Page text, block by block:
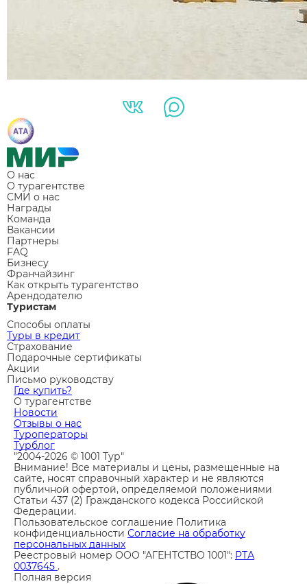
О нас
О турагентстве
СМИ о нас
Награды
Команда
Вакансии
Партнеры
FAQ
Бизнесу
Франчайзинг
Как открыть турагентство
Арендодателю
Туристам
Способы оплаты
Туры в кредит
Страхование
Подарочные сертификаты
Акции
Письмо руководству
Где купить?
О турагентстве
Новости
Отзывы о нас
Туроператоры
Турблог
"2004-2026 © 1001 Тур"
Внимание! Все материалы и цены, размещенные на
сайте, носят справочный характер и не являются
публичной офертой, определяемой положениями
Статьи 437 (2) Гражданского кодекса Российской
Федерации.
Пользовательское соглашение Политика
конфиденциальности Согласие на обработку
персональных данных
Реестровый номер ООО "АГЕНТСТВО 1001": РТА
0037645 .
Полная версия